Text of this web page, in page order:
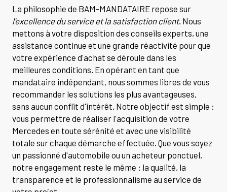
La philosophie de BAM-MANDATAIRE repose sur
l'excellence du service et la satisfaction client. Nous
mettons à votre disposition des conseils experts, une
assistance continue et une grande réactivité pour que
votre expérience d'achat se déroule dans les
meilleures conditions. En opérant en tant que
mandataire indépendant, nous sommes libres de vous
recommander les solutions les plus avantageuses,
sans aucun conflit d'intérêt. Notre objectif est simple :
vous permettre de réaliser l'acquisition de votre
Mercedes en toute sérénité et avec une visibilité
totale sur chaque démarche effectuée. Que vous soyez
un passionné d'automobile ou un acheteur ponctuel,
notre engagement reste le même : la qualité, la
transparence et le professionnalisme au service de